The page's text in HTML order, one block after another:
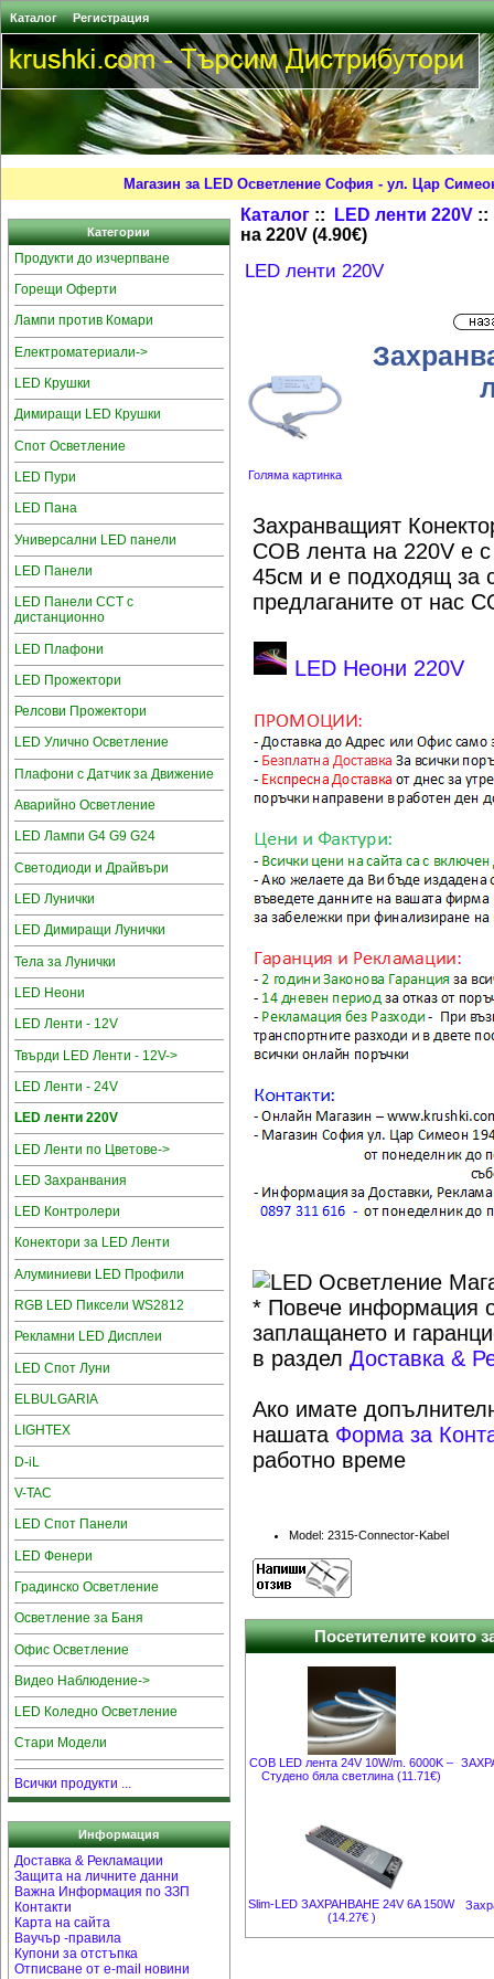
Каталог Регистрация
Магазин за LED Осветление София - ул. Цар
Категории
Продукти до изчерпване
Горещи Оферти
Лампи против Комари
Електроматериали->
LED Крушки
Димиращи LED Крушки
Спот Осветление
LED Пури
LED Пана
Универсални LED панели
LED Панели
LED Панели CCT с
дистанционно
LED Плафони
LED Прожектори
Релсови Прожектори
LED Улично Осветление
Плафони с Датчик за Движение
Аварийно Осветление
LED Лампи G4 G9 G24
Светодиоди и Драйвъри
LED Лунички
LED Димиращи Лунички
Тела за Лунички
LED Неони
LED Ленти - 12V
Твърди LED Ленти - 12V->
LED Ленти - 24V
LED ленти 220V
LED Ленти по Цветове->
LED Захранвания
LED Контролери
Конектори за LED Ленти
Алуминиеви LED Профили
RGB LED Пиксели WS2812
Рекламни LED Дисплеи
LED Спот Луни
ELBULGARIA
LIGHTEX
D-iL
V-TAC
LED Спот Панели
LED Фенери
Градинско Осветление
Осветление за Баня
Офис Осветление
Видео Наблюдение->
LED Коледно Осветление
Стари Модели
Всички продукти ...
Информация
Доставка & Рекламации
Защита на личните данни
Важна Информация по ЗЗП
Контакти
Карта на сайта
Ваучър -правила
Купони за отстъпка
Отписване от e-mail новини
Каталог :: LED ленти 220V ::
на 220V (4.90€)
LED ленти 220V
Голяма картинка
Захранващият
COB лента на 220V е
45см и е подходящ за
предлаганите от нас
LED Неони 220V
* Повече информация
заплащането и
в раздел Доставка &
Ако имате
нашата Форма за
работно време
Model: 2315-Connector-Kabel
Посетителите които
COB LED лента 24V 10W/m. 6000K –
Студено бяла светлина (11.71€)
Slim-LED ЗАХРАНВАНЕ 24V 6A 150W
(14.27€ )